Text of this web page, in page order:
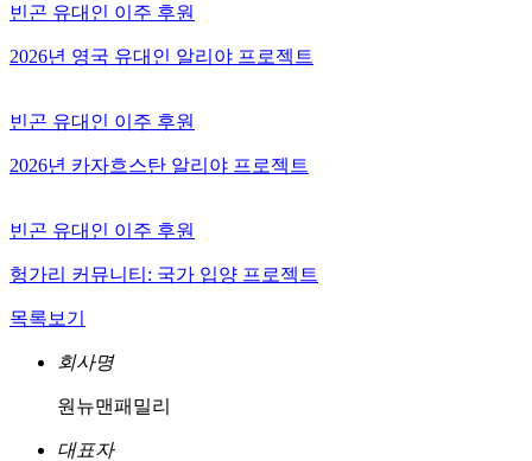
빈곤 유대인 이주 후원
2026년 영국 유대인 알리야 프로젝트
빈곤 유대인 이주 후원
2026년 카자흐스탄 알리야 프로젝트
빈곤 유대인 이주 후원
헝가리 커뮤니티: 국가 입양 프로젝트
목록보기
회사명
원뉴맨패밀리
대표자